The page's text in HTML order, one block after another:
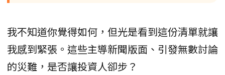
我不知道你覺得如何，但光是看到這份清單就讓
我感到緊張。這些主導新聞版面、引發無數討論
的災難，是否讓投資人卻步？